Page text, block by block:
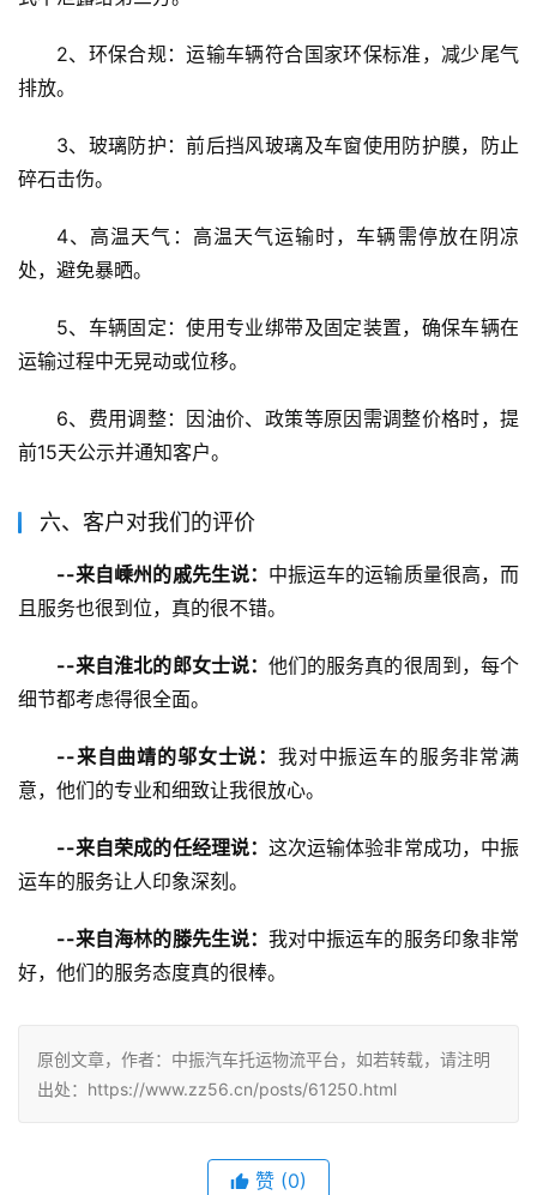
2、环保合规：运输车辆符合国家环保标准，减少尾气
排放。
3、玻璃防护：前后挡风玻璃及车窗使用防护膜，防止
碎石击伤。
4、高温天气：高温天气运输时，车辆需停放在阴凉
处，避免暴晒。
5、车辆固定：使用专业绑带及固定装置，确保车辆在
运输过程中无晃动或位移。
6、费用调整：因油价、政策等原因需调整价格时，提
前15天公示并通知客户。
六、客户对我们的评价
--来自嵊州的戚先生说： 中振运车的运输质量很高，而
且服务也很到位，真的很不错。
--来自淮北的郎女士说： 他们的服务真的很周到，每个
细节都考虑得很全面。
--来自曲靖的邬女士说： 我对中振运车的服务非常满
意，他们的专业和细致让我很放心。
--来自荣成的任经理说： 这次运输体验非常成功，中振
运车的服务让人印象深刻。
--来自海林的滕先生说： 我对中振运车的服务印象非常
好，他们的服务态度真的很棒。
原创文章，作者：中振汽车托运物流平台，如若转载，请注明
出处：https://www.zz56.cn/posts/61250.html
赞 (0)